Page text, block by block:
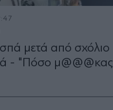
μετά από σχόλιο
- "Πόσο μ@@@κας